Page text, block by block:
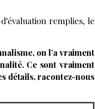
remplies, le
on l’a vraiment
Ce sont vraiment
détails, racontez-nous